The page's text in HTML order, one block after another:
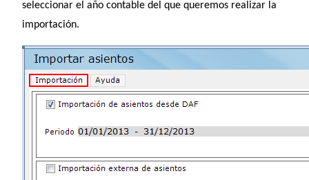
seleccionar el año contable del que queremos realizar la
importación.